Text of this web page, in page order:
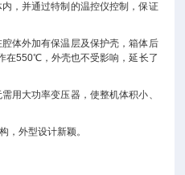
通过特制的温控仪控制，保证
加有保温层及保护壳，箱体后
在550℃，外壳也不受影响，延长了
功率变压器，使整机体积小、
外型设计新颖。